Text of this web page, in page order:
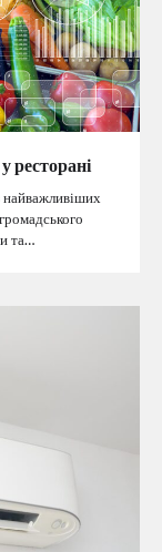
ресторані
найважливіших
та…